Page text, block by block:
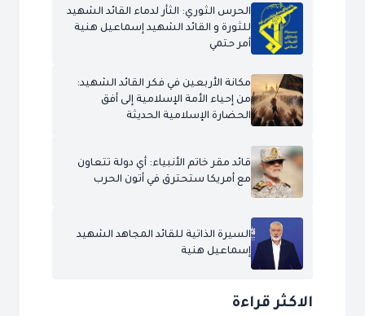
الحرس الثوري: الثأر لدماء القائد الشهيد
للثورة و القائد الشهيد إسماعيل هنية
أمر حتمي
مكانة الأربعين في فكر القائد الشهيد:
من إحياء الأمة الإسلامية إلى أفق
الحضارة الإسلامية الحديثة
قائد مقر خاتم الأنبياء: أي دولة تتعاون
مع أمريكا ستحترق في أتون الحرب
السيرة الذاتية للقائد المجاهد الشهيد
إسماعيل هنية
الاكثر قراءة